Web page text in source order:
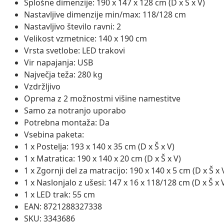
Splošne dimenzije: 190 x 147 x 128 cm (D x Š x V)
Nastavljive dimenzije min/max: 118/128 cm
Nastavljivo število ravni: 2
Velikost vzmetnice: 140 x 190 cm
Vrsta svetlobe: LED trakovi
Vir napajanja: USB
Največja teža: 280 kg
Vzdržljivo
Oprema z 2 možnostmi višine namestitve
Samo za notranjo uporabo
Potrebna montaža: Da
Vsebina paketa:
1 x Postelja: 193 x 140 x 35 cm (D x Š x V)
1 x Matratica: 190 x 140 x 20 cm (D x Š x V)
1 x Zgornji del za matracijo: 190 x 140 x 5 cm (D x Š x
1 x Naslonjalo z ušesi: 147 x 16 x 118/128 cm (D x Š x
1 x LED trak: 55 cm
EAN: 8721288327338
SKU: 3343686